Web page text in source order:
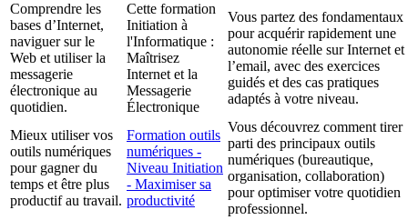
Comprendre les
bases d’Internet,
naviguer sur le
Web et utiliser la
messagerie
électronique au
quotidien.
Cette formation
Initiation à
l'Informatique :
Maîtrisez
Internet et la
Messagerie
Électronique
Vous partez des fondamentaux
pour acquérir rapidement une
autonomie réelle sur Internet et
l’email, avec des exercices
guidés et des cas pratiques
adaptés à votre niveau.
Mieux utiliser vos
outils numériques
pour gagner du
temps et être plus
productif au travail.
Formation outils
numériques -
Niveau Initiation
- Maximiser sa
productivité
Vous découvrez comment tirer
parti des principaux outils
numériques (bureautique,
organisation, collaboration)
pour optimiser votre quotidien
professionnel.